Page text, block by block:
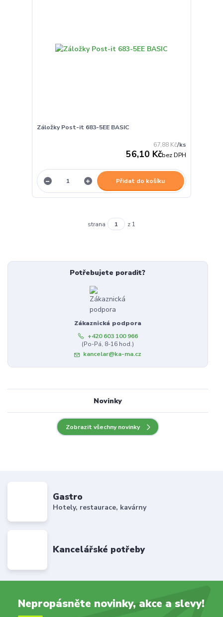
Záložky Post-it 683-5EE BASIC
67,88 Kč/ks
56,10 Kčbez DPH
Přidat do košíku
strana z 1
Potřebujete poradit?
Zákaznická podpora
+420 603 100 966
(Po-Pá, 8-16 hod.)
kancelar@ka-ma.cz
Novinky
Zobrazit všechny novinky
Gastro
Hotely, restaurace, kavárny
Kancelářské potřeby
Nepropásněte novinky, akce a slevy!